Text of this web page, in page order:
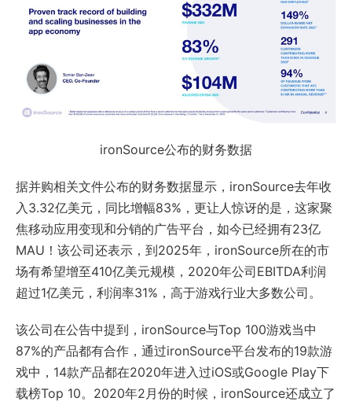
ironSource公布的财务数据
据并购相关文件公布的财务数据显示，ironSource去年收
入3.32亿美元，同比增幅83%，更让人惊讶的是，这家聚
焦移动应用变现和分销的广告平台，如今已经拥有23亿
MAU！该公司还表示，到2025年，ironSource所在的市
场有希望增至410亿美元规模，2020年公司EBITDA利润
超过1亿美元，利润率31%，高于游戏行业大多数公司。
该公司在公告中提到，ironSource与Top 100游戏当中
87%的产品都有合作，通过ironSource平台发布的19款游
戏中，14款产品都在2020年进入过iOS或Google Play下
载榜Top 10。2020年2月份的时候，ironSource还成立了